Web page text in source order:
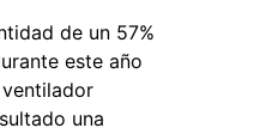
de un 57%
este año
una